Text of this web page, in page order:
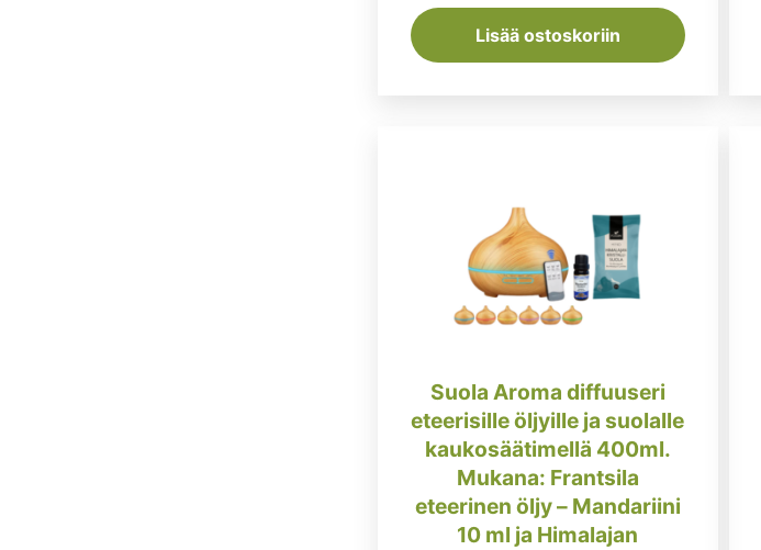
Lisää ostoskoriin
Suola Aroma diffuuseri
eteerisille öljyille ja suolalle
kaukosäätimellä 400ml.
Mukana: Frantsila
eteerinen öljy – Mandariini
10 ml ja Himalajan